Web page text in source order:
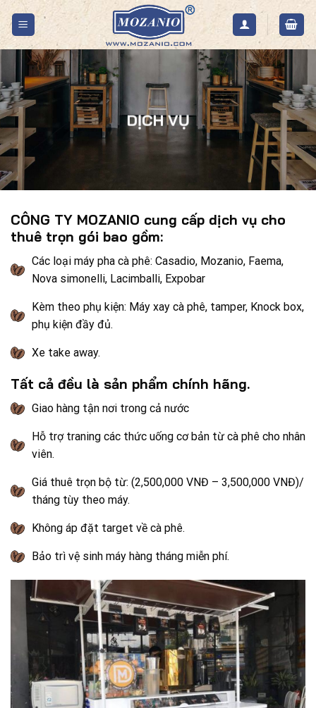
Skip
to
content
DỊCH VỤ
CÔNG TY MOZANIO cung cấp dịch vụ cho
thuê trọn gói bao gồm:
Các loại máy pha cà phê: Casadio, Mozanio, Faema,
Nova simonelli, Lacimballi, Expobar
Kèm theo phụ kiện: Máy xay cà phê, tamper, Knock box,
phụ kiện đầy đủ.
Xe take away.
Tất cả đều là sản phẩm chính hãng.
Giao hàng tận nơi trong cả nước
Hỗ trợ traning các thức uống cơ bản từ cà phê cho nhân
viên.
Giá thuê trọn bộ từ: (2,500,000 VNĐ – 3,500,000 VNĐ)/
tháng tùy theo máy.
Không áp đặt target về cà phê.
Bảo trì vệ sinh máy hàng tháng miễn phí.